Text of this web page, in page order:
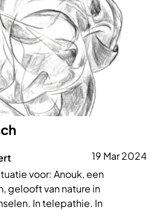
19 Mar 2024
voor: Anouk, een
gelooft van nature in
In telepathie. In